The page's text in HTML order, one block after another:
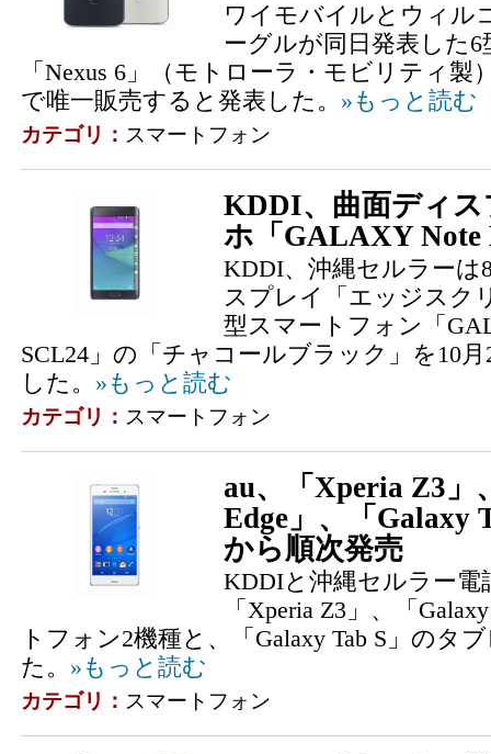
ワイモバイルとウィル
ーグルが同日発表した
「Nexus 6」（モトローラ・モビリティ製
で唯一販売すると発表した。 »もっと読む
カテゴリ： スマートフォン
KDDI、曲面ディ
ホ「GALAXY Note
KDDI、沖縄セルラーは
スプレイ「エッジスク
型スマートフォン「
SCL24」の「チャコールブラック」を10
した。 »もっと読む
カテゴリ： スマートフォン
au、「Xperia Z3」
Edge」、「Galaxy
から順次発売
KDDIと沖縄セルラー電
「Xperia Z3」、「
トフォン2機種と、「Galaxy Tab S」のタ
た。 »もっと読む
カテゴリ： スマートフォン